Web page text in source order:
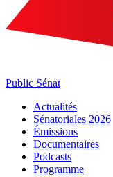
Public Sénat
Actualités
Sénatoriales 2026
Émissions
Documentaires
Podcasts
Programme